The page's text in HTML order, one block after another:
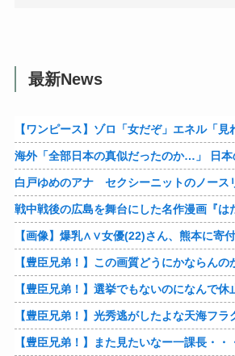
最新News
【豊臣兄弟！】この画質どうにかならんの
【豊臣兄弟！】選挙でもないのになんで休
【豊臣兄弟！】光秀逃がしたよな天海フラ
【豊臣兄弟！】また見たいなー一課長・・